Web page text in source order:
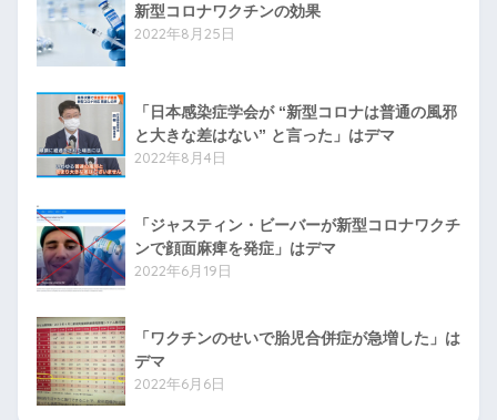
新型コロナワクチンの効果
2022年8月25日
「日本感染症学会が “新型コロナは普通の風邪
と大きな差はない” と言った」はデマ
2022年8月4日
「ジャスティン・ビーバーが新型コロナワクチ
ンで顔面麻痺を発症」はデマ
2022年6月19日
「ワクチンのせいで胎児合併症が急増した」は
デマ
2022年6月6日